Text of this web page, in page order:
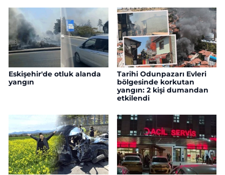
Eskişehir'de otluk alanda
yangın
Tarihi Odunpazarı Evleri
bölgesinde korkutan
yangın: 2 kişi dumandan
etkilendi